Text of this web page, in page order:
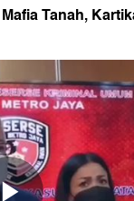
Tanah,